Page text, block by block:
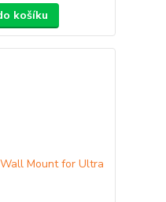
košíku